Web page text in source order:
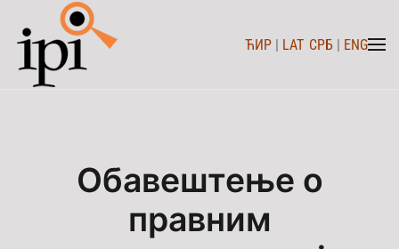
Skip to main content ЋИР | LAT СРБ | ENG
Обавештење о
правним